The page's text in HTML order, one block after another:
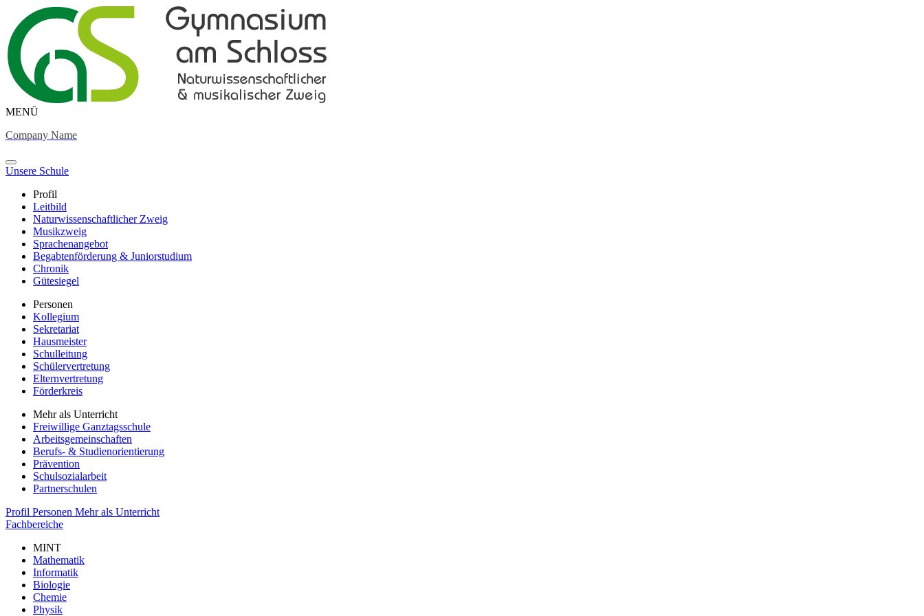
MENÜ
Company Name
Unsere Schule
Profil
Leitbild
Naturwissenschaftlicher Zweig
Musikzweig
Sprachenangebot
Begabtenförderung & Juniorstudium
Chronik
Gütesiegel
Personen
Kollegium
Sekretariat
Hausmeister
Schulleitung
Schülervertretung
Elternvertretung
Förderkreis
Mehr als Unterricht
Freiwillige Ganztagsschule
Arbeitsgemeinschaften
Berufs- & Studienorientierung
Prävention
Schulsozialarbeit
Partnerschulen
Profil Personen Mehr als Unterricht
Fachbereiche
MINT
Mathematik
Informatik
Biologie
Chemie
Physik